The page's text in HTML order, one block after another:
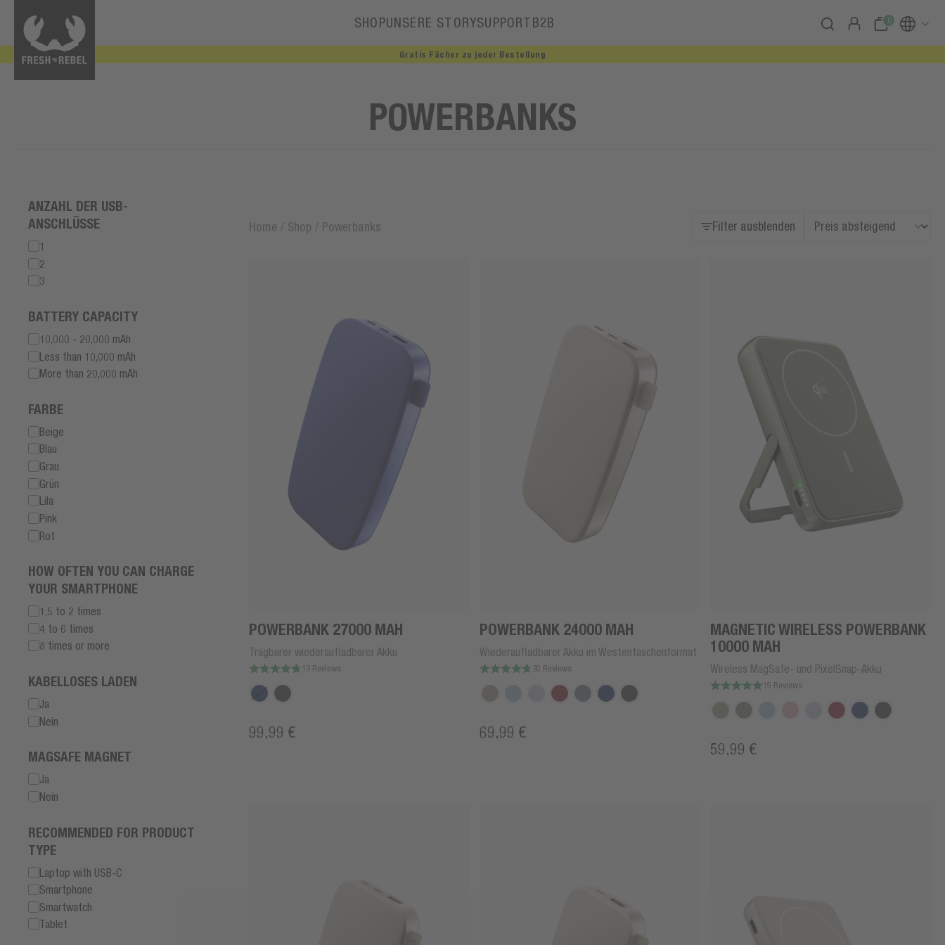
0
SHOPUNSERE STORY
Unsere Story
SUPPORTB2B
Gratis Fächer zu jeder Bestellung
POWERBANKS
ANZAHL DER USB-
ANSCHLÜSSE
1
2
3
BATTERY CAPACITY
10,000 - 20,000 mAh
Less than 10,000 mAh
More than 20,000 mAh
FARBE
Beige
Blau
Grau
Grün
Lila
Pink
Rot
HOW OFTEN YOU CAN CHARGE
YOUR SMARTPHONE
1,5 to 2 times
4 to 6 times
8 times or more
KABELLOSES LADEN
Ja
Nein
MAGSAFE MAGNET
Ja
Nein
RECOMMENDED FOR PRODUCT
TYPE
Laptop with USB-C
Smartphone
Smartwatch
Tablet
Home / Shop / Powerbanks Filter ausblenden
POWERBANK 27000 MAH
Tragbarer wiederaufladbarer Akku
13 Reviews
99,99 €
POWERBANK 24000 MAH
Wiederaufladbarer Akku im Westentaschenformat
30 Reviews
69,99 €
MAGNETIC WIRELESS POWERBANK
10000 MAH
Wireless MagSafe- und PixelSnap-Akku
19 Reviews
59,99 €